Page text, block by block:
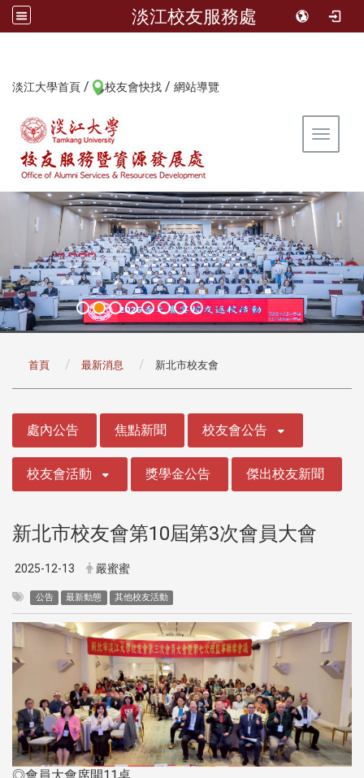
淡江校友服務處
淡江大學首頁 / 校友會快找 / 網站導覽
Toggle
首頁 最新消息 新北市校友會
處內公告 焦點新聞 校友會公告
校友會活動 獎學金公告 傑出校友新聞
新北市校友會第10屆第3次會員大會
2025-12-13 嚴蜜蜜
公告 最新動態 其他校友活動